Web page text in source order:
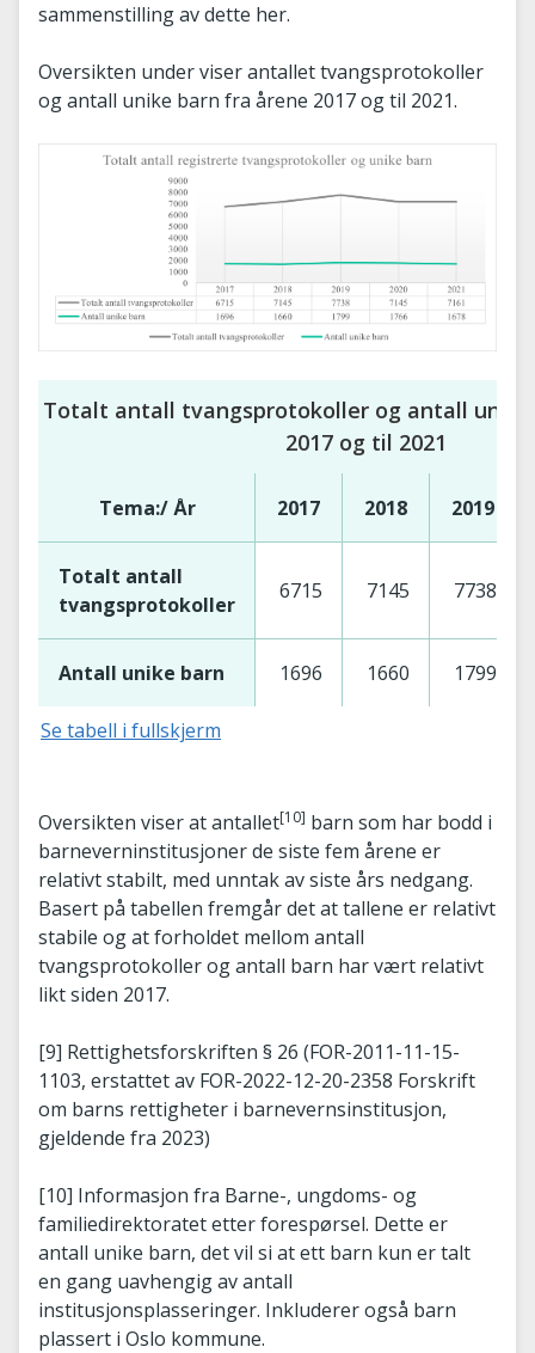
sammenstilling av dette her.
Oversikten under viser antallet tvangsprotokoller
og antall unike barn fra årene 2017 og til 2021.
Totalt antall tvangsprotokoller og antall
2017 og til 2021
Tema:/ År 2017 2018 2019
Totalt antall
tvangsprotokoller
6715 7145 7738
Antall unike barn 1696 1660 1799
Se tabell i fullskjerm
Oversikten viser at antallet[10] barn som har bodd i
barneverninstitusjoner de siste fem årene er
relativt stabilt, med unntak av siste års nedgang.
Basert på tabellen fremgår det at tallene er relativt
stabile og at forholdet mellom antall
tvangsprotokoller og antall barn har vært relativt
likt siden 2017.
[9] Rettighetsforskriften § 26 (FOR-2011-11-15-
1103, erstattet av FOR-2022-12-20-2358 Forskrift
om barns rettigheter i barnevernsinstitusjon,
gjeldende fra 2023)
[10] Informasjon fra Barne-, ungdoms- og
familiedirektoratet etter forespørsel. Dette er
antall unike barn, det vil si at ett barn kun er talt
en gang uavhengig av antall
institusjonsplasseringer. Inkluderer også barn
plassert i Oslo kommune.